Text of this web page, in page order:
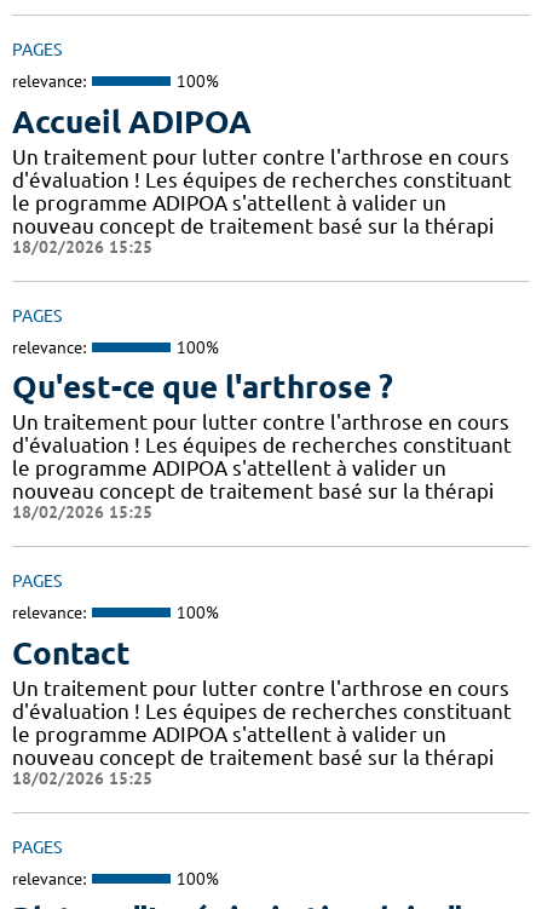
PAGES
relevance: 100%
Accueil ADIPOA
Un traitement pour lutter contre l'arthrose en cours
d'évaluation ! Les équipes de recherches constituant
le programme ADIPOA s'attellent à valider un
nouveau concept de traitement basé sur la thérapi
18/02/2026 15:25
PAGES
relevance: 100%
Qu'est-ce que l'arthrose ?
Un traitement pour lutter contre l'arthrose en cours
d'évaluation ! Les équipes de recherches constituant
le programme ADIPOA s'attellent à valider un
nouveau concept de traitement basé sur la thérapi
18/02/2026 15:25
PAGES
relevance: 100%
Contact
Un traitement pour lutter contre l'arthrose en cours
d'évaluation ! Les équipes de recherches constituant
le programme ADIPOA s'attellent à valider un
nouveau concept de traitement basé sur la thérapi
18/02/2026 15:25
PAGES
relevance: 100%